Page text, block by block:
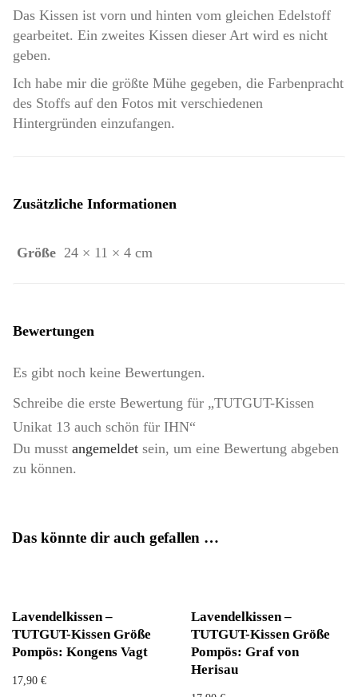
Das Kissen ist vorn und hinten vom gleichen Edelstoff
gearbeitet. Ein zweites Kissen dieser Art wird es nicht
geben.
Ich habe mir die größte Mühe gegeben, die Farbenpracht
des Stoffs auf den Fotos mit verschiedenen
Hintergründen einzufangen.
Zusätzliche Informationen
Größe 24 × 11 × 4 cm
Bewertungen
Es gibt noch keine Bewertungen.
Schreibe die erste Bewertung für „TUTGUT-Kissen
Unikat 13 auch schön für IHN“
Du musst angemeldet sein, um eine Bewertung abgeben
zu können.
Das könnte dir auch gefallen …
Lavendelkissen –
TUTGUT-Kissen Größe
Pompös: Kongens Vagt
17,90 €
Lavendelkissen –
TUTGUT-Kissen Größe
Pompös: Graf von
Herisau